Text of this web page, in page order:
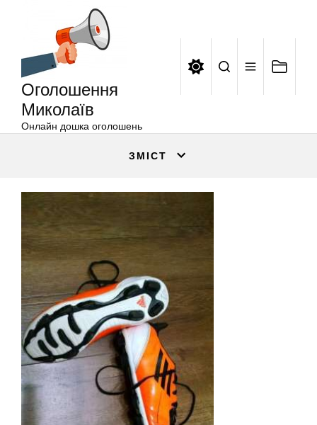
Оголошення
Миколаїв
Онлайн дошка оголошень
ЗМІСТ